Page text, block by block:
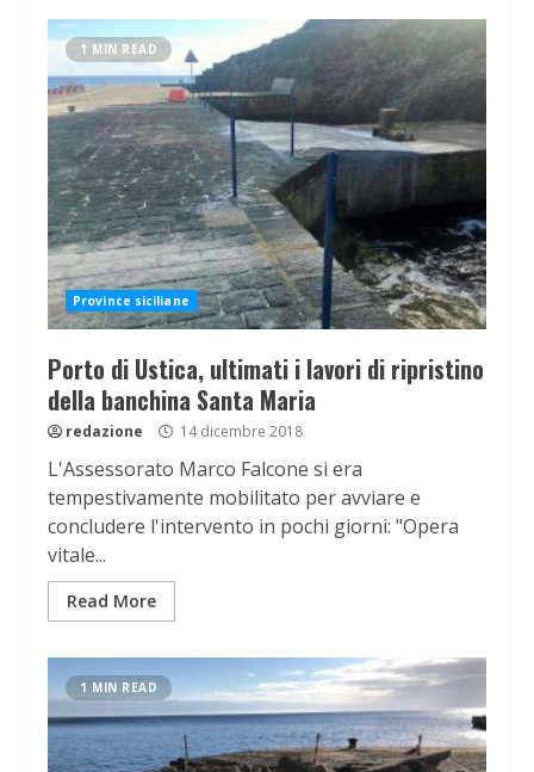
1 MIN READ
Province siciliane
Porto di Ustica, ultimati i lavori di ripristino
della banchina Santa Maria
redazione 14 dicembre 2018
L'Assessorato Marco Falcone si era
tempestivamente mobilitato per avviare e
concludere l'intervento in pochi giorni: "Opera
vitale...
Read More
1 MIN READ